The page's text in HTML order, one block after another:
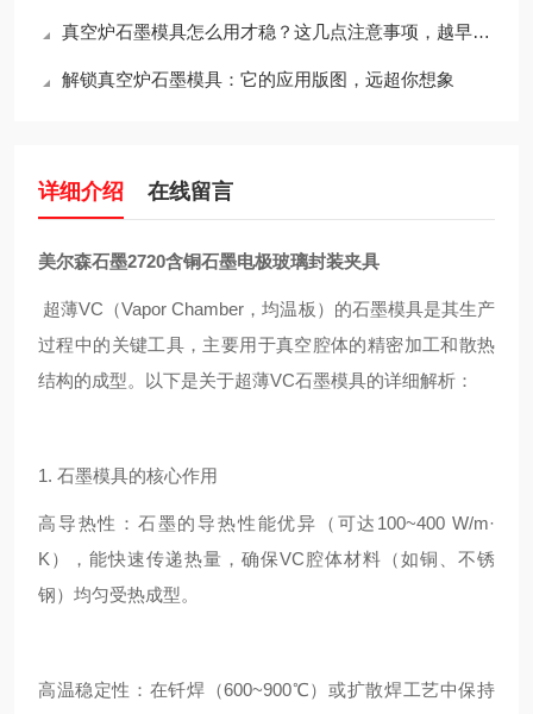
真空炉石墨模具怎么用才稳？这几点注意事项，越早知道越省心
解锁真空炉石墨模具：它的应用版图，远超你想象
详细介绍 在线留言
美尔森石墨2720含铜石墨电极玻璃封装夹具
超薄VC（Vapor Chamber，均温板）的石墨模具是其生产
过程中的关键工具，主要用于真空腔体的精密加工和散热
结构的成型。以下是关于超薄VC石墨模具的详细解析：
1. 石墨模具的核心作用
高导热性：石墨的导热性能优异（可达100~400 W/m·
K），能快速传递热量，确保VC腔体材料（如铜、不锈
钢）均匀受热成型。
高温稳定性：在钎焊（600~900℃）或扩散焊工艺中保持